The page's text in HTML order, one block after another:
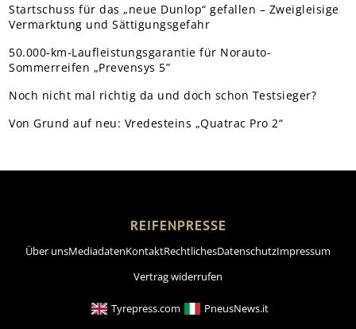
Startschuss für das „neue Dunlop“ gefallen – Zweigleisige
Vermarktung und Sättigungsgefahr
50.000-km-Laufleistungsgarantie für Norauto-
Sommerreifen „Prevensys 5”
Noch nicht mal richtig da und doch schon Testsieger?
Von Grund auf neu: Vredesteins „Quatrac Pro 2“
REIFENPRESSE
Über unsMediadatenKontaktRechtlichesDatenschutzImpressum
Vertrag widerrufen
Tyrepress.com PneusNews.it